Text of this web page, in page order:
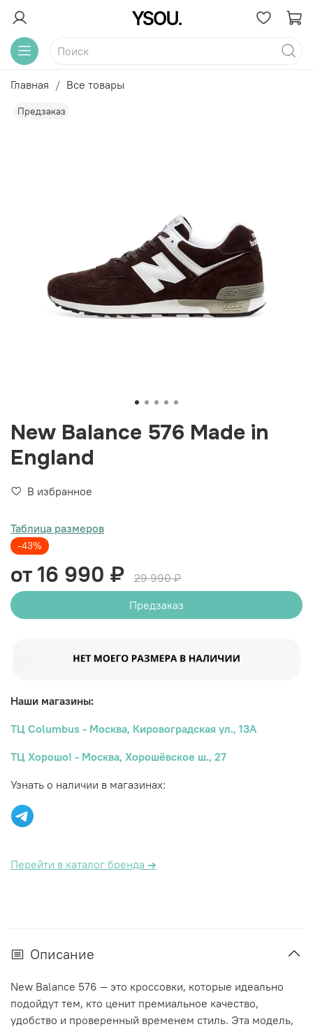
Главная Все товары
Предзаказ
New Balance 576 Made in
England
В избранное
Таблица размеров
-43%
от 16 990 ₽
29 990 ₽
Предзаказ
Наши магазины:
ТЦ Columbus - Москва, Кировоградская ул., 13А
ТЦ Хорошо! - Москва, Хорошёвское ш., 27
Узнать о наличии в магазинах:
Перейти в каталог бренда →
Описание
New Balance 576 — это кроссовки, которые идеально
подойдут тем, кто ценит премиальное качество,
удобство и проверенный временем стиль. Эта модель,